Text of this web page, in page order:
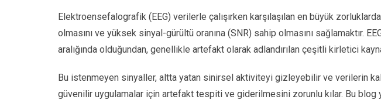
Elektroensefalografik (EEG) verilerle çalışırken karşılaşılan en büyük
olmasını ve yüksek sinyal-gürültü oranına (SNR) sahip olmasını sağlamaktır.
aralığında olduğundan, genellikle artefakt olarak adlandırılan çeşitli kirletici
Bu istenmeyen sinyaller, altta yatan sinirsel aktiviteyi gizleyebilir ve verilerin
güvenilir uygulamalar için artefakt tespiti ve giderilmesini zorunlu kılar. Bu blog